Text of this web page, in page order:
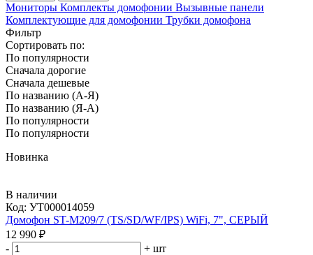
Мониторы Комплекты домофонии Вызывные панели
Комплектующие для домофонии Трубки домофона
Фильтр
Сортировать по:
По популярности
Сначала дорогие
Сначала дешевые
По названию (А-Я)
По названию (Я-А)
По популярности
По популярности
Новинка
В наличии
Код: УТ000014059
Домофон ST-M209/7 (TS/SD/WF/IPS) WiFi, 7", СЕРЫЙ
12 990 ₽
-
+ шт